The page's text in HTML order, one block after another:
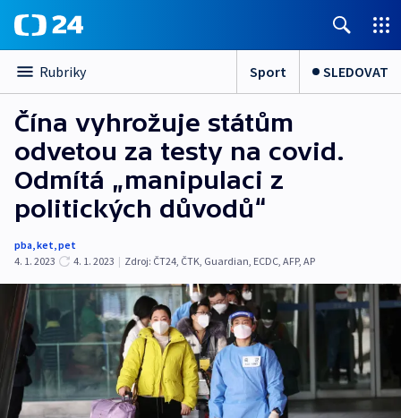
Rubriky Sport SLEDOVAT
Čína vyhrožuje státům
odvetou za testy na covid.
Odmítá „manipulaci z
politických důvodů“
pba,ket,pet
4. 1. 2023
4. 1. 2023 | Zdroj: ČT24, ČTK, Guardian, ECDC, AFP, AP